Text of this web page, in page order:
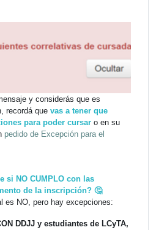
y considerás que es
recordá que vas a tener que
para poder cursar o en su
pedido de Excepción para el
si NO CUMPLO con las
de la inscripción? 🤔
es NO, pero hay excepciones:
DDJJ y estudiantes de LCyTA,